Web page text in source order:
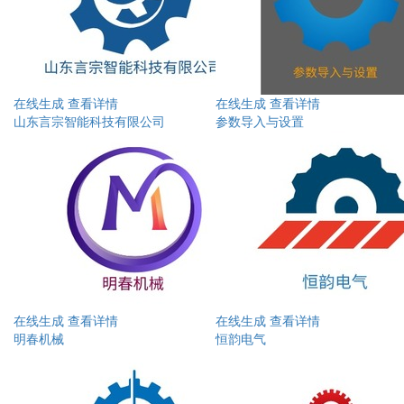
在线生成 查看详情
山东言宗智能科技有限公司
在线生成 查看详情
参数导入与设置
在线生成 查看详情
明春机械
在线生成 查看详情
恒韵电气